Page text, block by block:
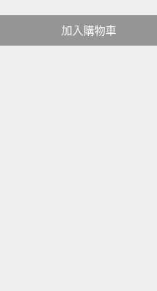
加入購物車